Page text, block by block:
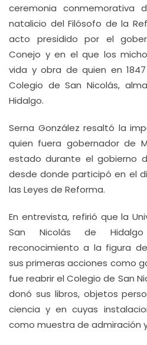
ceremonia conmemorativa
natalicio del Filósofo de la
acto presidido por el
Conejo y en el que los
vida y obra de quien en
Colegio de San Nicolás,
Hidalgo.
Serna González resaltó la
quien fuera gobernador de
estado durante el gobierno
desde donde participó en el
las Leyes de Reforma.
En entrevista, refirió que la
San Nicolás de
reconocimiento a la figura
sus primeras acciones como
fue reabrir el Colegio de San
donó sus libros, objetos
ciencia y en cuyas
como muestra de admiración